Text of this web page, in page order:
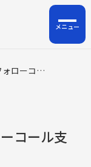
教育SaaS｜展示会後フォローコール支援
コール支